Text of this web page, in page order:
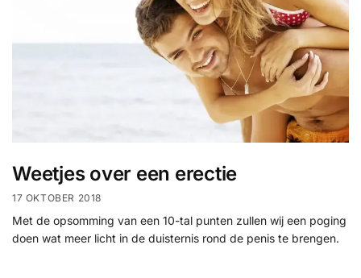
Weetjes over een erectie
17 OKTOBER 2018
Met de opsomming van een 10-tal punten zullen wij een poging
doen wat meer licht in de duisternis rond de penis te brengen.